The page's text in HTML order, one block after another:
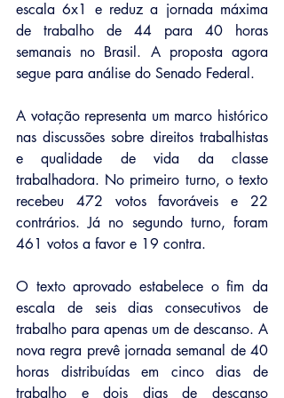
escala 6x1 e reduz a jornada máxima
de trabalho de 44 para 40 horas
semanais no Brasil. A proposta agora
segue para análise do Senado Federal.
A votação representa um marco histórico
nas discussões sobre direitos trabalhistas
e qualidade de vida da classe
trabalhadora. No primeiro turno, o texto
recebeu 472 votos favoráveis e 22
contrários. Já no segundo turno, foram
461 votos a favor e 19 contra.
O texto aprovado estabelece o fim da
escala de seis dias consecutivos de
trabalho para apenas um de descanso. A
nova regra prevê jornada semanal de 40
horas distribuídas em cinco dias de
trabalho e dois dias de descanso